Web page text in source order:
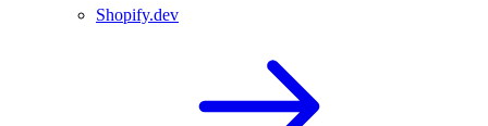
Shopify.dev